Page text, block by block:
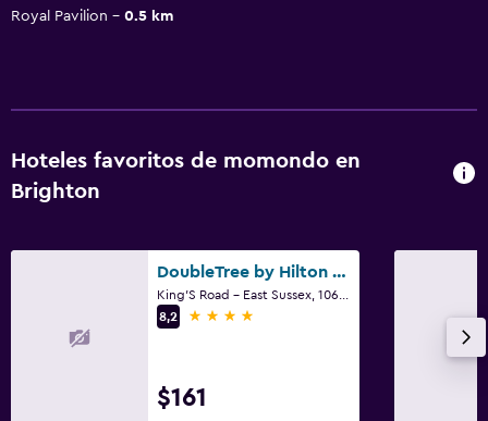
Royal Pavilion
0.5 km
Hoteles favoritos de momondo en
Brighton
DoubleTree by Hilton Brighton Metropole
8,2
4 estrellas
$161